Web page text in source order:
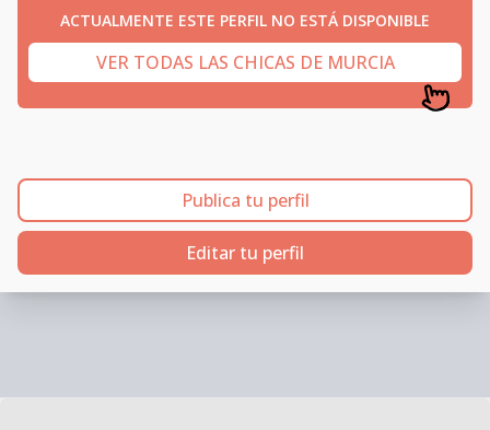
ACTUALMENTE ESTE PERFIL NO ESTÁ DISPONIBLE
VER TODAS LAS CHICAS DE MURCIA
Publica tu perfil
Editar tu perfil